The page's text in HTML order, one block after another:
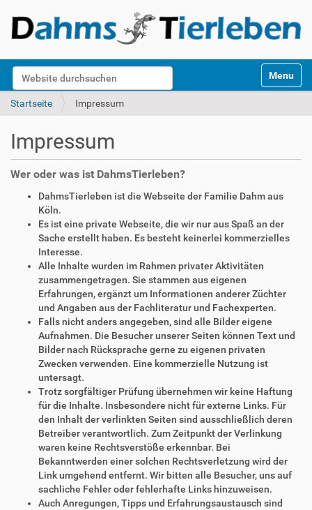
Website durchsuchen
k
Toggle
Startseite Impressum
Impressum
Wer oder was ist DahmsTierleben?
DahmsTierleben ist die Webseite der Familie Dahm aus
Köln.
Es ist eine private Webseite, die wir nur aus Spaß an der
Sache erstellt haben. Es besteht keinerlei kommerzielles
Interesse.
Alle Inhalte wurden im Rahmen privater Aktivitäten
zusammengetragen. Sie stammen aus eigenen
Erfahrungen, ergänzt um Informationen anderer Züchter
und Angaben aus der Fachliteratur und Fachexperten.
Falls nicht anders angegeben, sind alle Bilder eigene
Aufnahmen. Die Besucher unserer Seiten können Text und
Bilder nach Rücksprache gerne zu eigenen privaten
Zwecken verwenden. Eine kommerzielle Nutzung ist
untersagt.
Trotz sorgfältiger Prüfung übernehmen wir keine Haftung
für die Inhalte. Insbesondere nicht für externe Links. Für
den Inhalt der verlinkten Seiten sind ausschließlich deren
Betreiber verantwortlich. Zum Zeitpunkt der Verlinkung
waren keine Rechtsverstöße erkennbar. Bei
Bekanntwerden einer solchen Rechtsverletzung wird der
Link umgehend entfernt. Wir bitten alle Besucher, uns auf
sachliche Fehler oder fehlerhafte Links hinzuweisen.
Auch Anregungen, Tipps und Erfahrungsaustausch sind